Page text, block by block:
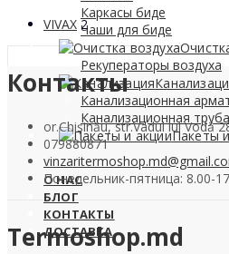
Каркасы биде
Чаши для биде
Рекуператоры воздуха
Канализационная
Канализационная труба
Пакеты
О НАС
БЛОГ
КОНТАКТЫ
ДОСТАВКА
VIVAX 2
Контакты
or.Chișinău, str.Vadul lui Vodă
079880871
Понедельник-пятница: 8.00-
Termoshop.md